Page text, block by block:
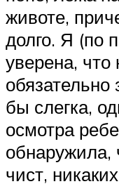
животе,
долго. Я (по
уверена, что
обязательно
бы слегка,
осмотра
обнаружила,
чист,